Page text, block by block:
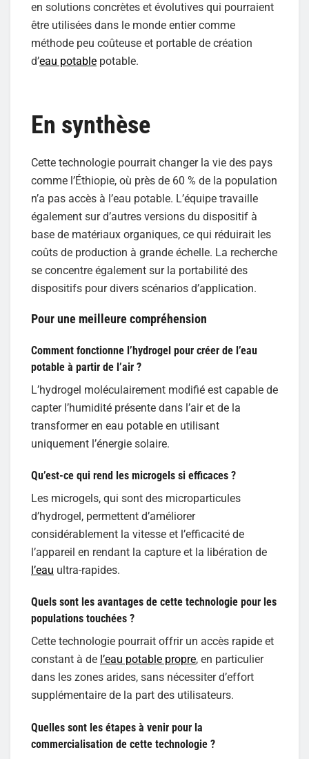
en solutions concrètes et évolutives qui pourraient
être utilisées dans le monde entier comme
méthode peu coûteuse et portable de création
d’eau potable potable.
En synthèse
Cette technologie pourrait changer la vie des pays
comme l’Éthiopie, où près de 60 % de la population
n’a pas accès à l’eau potable. L’équipe travaille
également sur d’autres versions du dispositif à
base de matériaux organiques, ce qui réduirait les
coûts de production à grande échelle. La recherche
se concentre également sur la portabilité des
dispositifs pour divers scénarios d’application.
Pour une meilleure compréhension
Comment fonctionne l’hydrogel pour créer de l’eau
potable à partir de l’air ?
L’hydrogel moléculairement modifié est capable de
capter l’humidité présente dans l’air et de la
transformer en eau potable en utilisant
uniquement l’énergie solaire.
Qu’est-ce qui rend les microgels si efficaces ?
Les microgels, qui sont des microparticules
d’hydrogel, permettent d’améliorer
considérablement la vitesse et l’efficacité de
l’appareil en rendant la capture et la libération de
l’eau ultra-rapides.
Quels sont les avantages de cette technologie pour les
populations touchées ?
Cette technologie pourrait offrir un accès rapide et
constant à de l’eau potable propre, en particulier
dans les zones arides, sans nécessiter d’effort
supplémentaire de la part des utilisateurs.
Quelles sont les étapes à venir pour la
commercialisation de cette technologie ?